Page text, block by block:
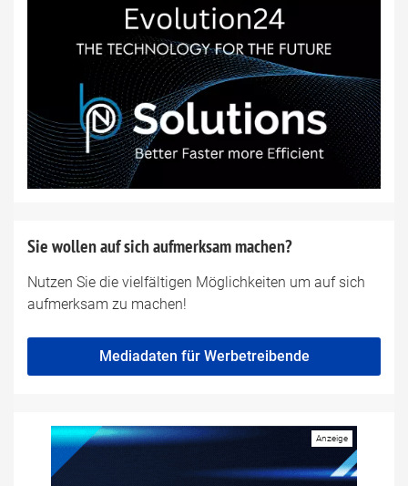
Sie wollen auf sich aufmerksam machen?
Nutzen Sie die vielfältigen Möglichkeiten um auf sich
aufmerksam zu machen!
Mediadaten für Werbetreibende